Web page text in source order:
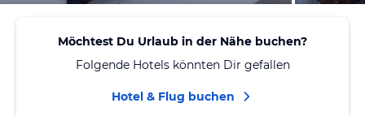
Möchtest Du Urlaub in der Nähe buchen?
Folgende Hotels könnten Dir gefallen
Hotel & Flug buchen